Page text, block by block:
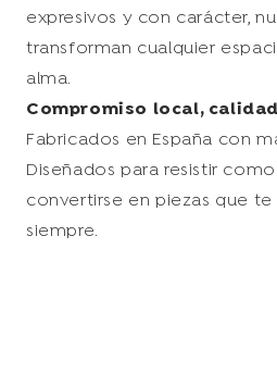
expresivos y con carácter,
transforman cualquier
alma.
Compromiso local,
Fabricados en España con
Diseñados para resistir
convertirse en piezas que
siempre.